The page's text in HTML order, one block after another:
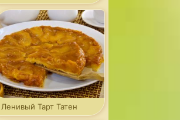
и моцареллой
Ленивый Тарт Татен